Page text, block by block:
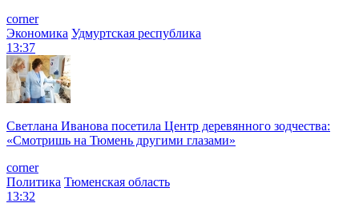
corner
Экономика Удмуртская республика
13:37
Светлана Иванова посетила Центр деревянного зодчества:
«Смотришь на Тюмень другими глазами»
corner
Политика Тюменская область
13:32